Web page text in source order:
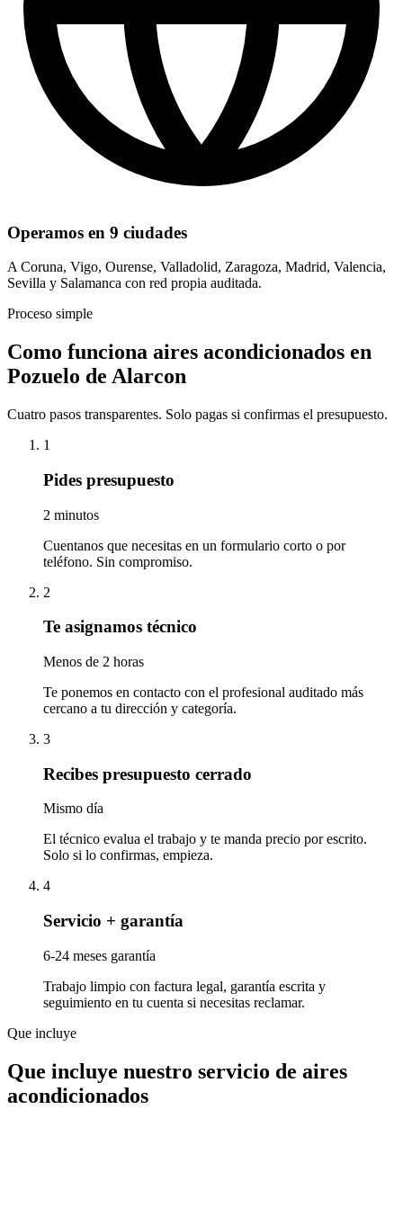
Operamos en 9 ciudades
A Coruna, Vigo, Ourense, Valladolid, Zaragoza, Madrid, Valencia,
Sevilla y Salamanca con red propia auditada.
Proceso simple
Como funciona aires acondicionados en
Pozuelo de Alarcon
Cuatro pasos transparentes. Solo pagas si confirmas el presupuesto.
1
Pides presupuesto
2 minutos
Cuentanos que necesitas en un formulario corto o por
teléfono. Sin compromiso.
2
Te asignamos técnico
Menos de 2 horas
Te ponemos en contacto con el profesional auditado más
cercano a tu dirección y categoría.
3
Recibes presupuesto cerrado
Mismo día
El técnico evalua el trabajo y te manda precio por escrito.
Solo si lo confirmas, empieza.
4
Servicio + garantía
6-24 meses garantía
Trabajo limpio con factura legal, garantía escrita y
seguimiento en tu cuenta si necesitas reclamar.
Que incluye
Que incluye nuestro servicio de aires
acondicionados